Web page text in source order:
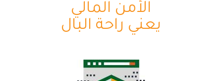
الأمن المالي
يعني راحة البال